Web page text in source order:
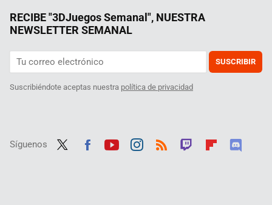
RECIBE "3DJuegos Semanal", NUESTRA
NEWSLETTER SEMANAL
SUSCRIBIR
Suscribiéndote aceptas nuestra política de privacidad
Síguenos